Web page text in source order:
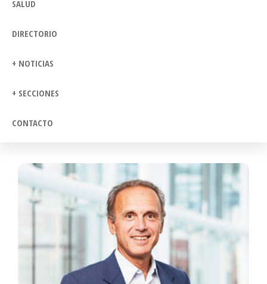
SALUD
DIRECTORIO
+ NOTICIAS
+ SECCIONES
CONTACTO